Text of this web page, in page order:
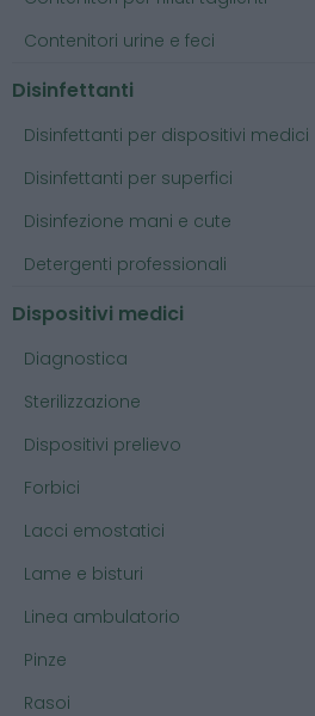
Contenitori urine e feci
Disinfettanti
Disinfettanti per dispositivi medici
Disinfettanti per superfici
Disinfezione mani e cute
Detergenti professionali
Dispositivi medici
Diagnostica
Sterilizzazione
Dispositivi prelievo
Forbici
Lacci emostatici
Lame e bisturi
Linea ambulatorio
Pinze
Rasoi